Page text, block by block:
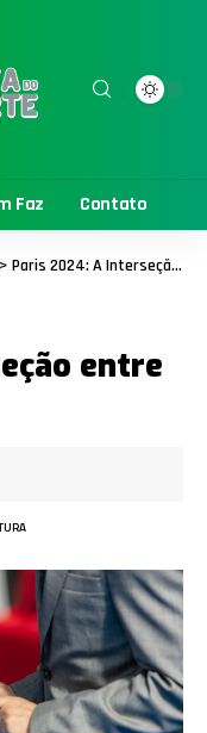
Faz Contato
> Paris 2024: A Interseção entre Política e Esporte
entre